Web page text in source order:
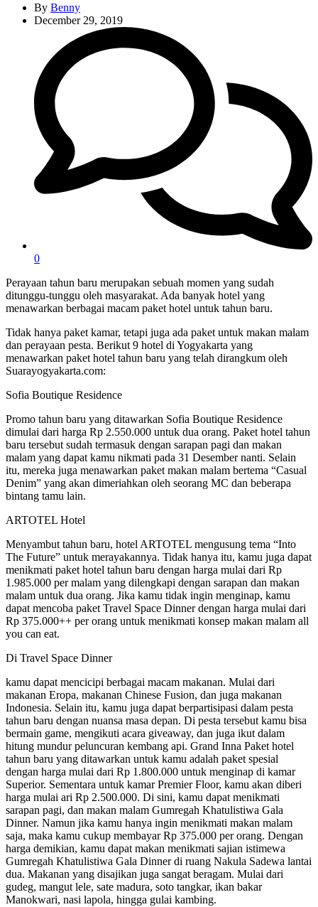
By Benny
December 29, 2019
0
Perayaan tahun baru merupakan sebuah momen yang sudah
ditunggu-tunggu oleh masyarakat. Ada banyak hotel yang
menawarkan berbagai macam paket hotel untuk tahun baru.
Tidak hanya paket kamar, tetapi juga ada paket untuk makan malam
dan perayaan pesta. Berikut 9 hotel di Yogyakarta yang
menawarkan paket hotel tahun baru yang telah dirangkum oleh
Suarayogyakarta.com:
Sofia Boutique Residence
Promo tahun baru yang ditawarkan Sofia Boutique Residence
dimulai dari harga Rp 2.550.000 untuk dua orang. Paket hotel tahun
baru tersebut sudah termasuk dengan sarapan pagi dan makan
malam yang dapat kamu nikmati pada 31 Desember nanti. Selain
itu, mereka juga menawarkan paket makan malam bertema “Casual
Denim” yang akan dimeriahkan oleh seorang MC dan beberapa
bintang tamu lain.
ARTOTEL Hotel
Menyambut tahun baru, hotel ARTOTEL mengusung tema “Into
The Future” untuk merayakannya. Tidak hanya itu, kamu juga dapat
menikmati paket hotel tahun baru dengan harga mulai dari Rp
1.985.000 per malam yang dilengkapi dengan sarapan dan makan
malam untuk dua orang. Jika kamu tidak ingin menginap, kamu
dapat mencoba paket Travel Space Dinner dengan harga mulai dari
Rp 375.000++ per orang untuk menikmati konsep makan malam all
you can eat.
Di Travel Space Dinner
kamu dapat mencicipi berbagai macam makanan. Mulai dari
makanan Eropa, makanan Chinese Fusion, dan juga makanan
Indonesia. Selain itu, kamu juga dapat berpartisipasi dalam pesta
tahun baru dengan nuansa masa depan. Di pesta tersebut kamu bisa
bermain game, mengikuti acara giveaway, dan juga ikut dalam
hitung mundur peluncuran kembang api. Grand Inna Paket hotel
tahun baru yang ditawarkan untuk kamu adalah paket spesial
dengan harga mulai dari Rp 1.800.000 untuk menginap di kamar
Superior. Sementara untuk kamar Premier Floor, kamu akan diberi
harga mulai ari Rp 2.500.000. Di sini, kamu dapat menikmati
sarapan pagi, dan makan malam Gumregah Khatulistiwa Gala
Dinner. Namun jika kamu hanya ingin menikmati makan malam
saja, maka kamu cukup membayar Rp 375.000 per orang. Dengan
harga demikian, kamu dapat makan menikmati sajian istimewa
Gumregah Khatulistiwa Gala Dinner di ruang Nakula Sadewa lantai
dua. Makanan yang disajikan juga sangat beragam. Mulai dari
gudeg, mangut lele, sate madura, soto tangkar, ikan bakar
Manokwari, nasi lapola, hingga gulai kambing.